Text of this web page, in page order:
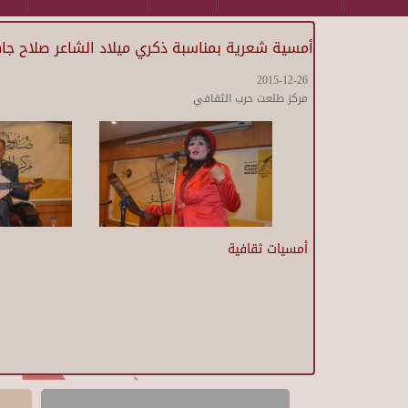
أمسية شعرية بمناسبة ذكري ميلاد الشاعر صلاح
2015-12-26
مركز طلعت حرب الثقافي
أمسيات ثقافية